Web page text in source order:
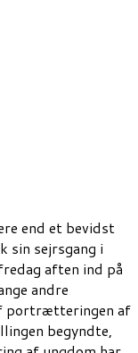
end et bevidst
sin sejrsgang i
aften ind på
andre
portrætteringen af
begyndte,